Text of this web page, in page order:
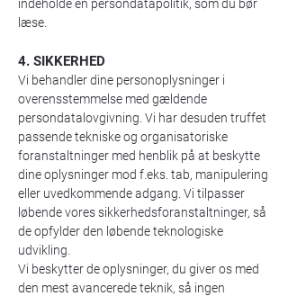
indeholde en persondatapolitik, som du bør
læse.
4. SIKKERHED
Vi behandler dine personoplysninger i
overensstemmelse med gældende
persondatalovgivning. Vi har desuden truffet
passende tekniske og organisatoriske
foranstaltninger med henblik på at beskytte
dine oplysninger mod f.eks. tab, manipulering
eller uvedkommende adgang. Vi tilpasser
løbende vores sikkerhedsforanstaltninger, så
de opfylder den løbende teknologiske
udvikling.
Vi beskytter de oplysninger, du giver os med
den mest avancerede teknik, så ingen